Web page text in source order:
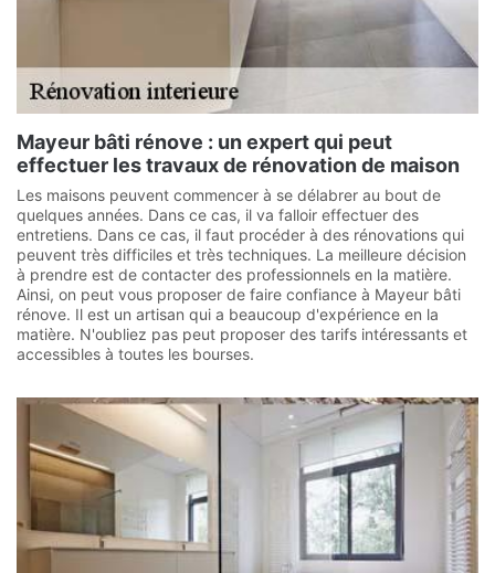
Mayeur bâti rénove : un expert qui peut
effectuer les travaux de rénovation de maison
Les maisons peuvent commencer à se délabrer au bout de
quelques années. Dans ce cas, il va falloir effectuer des
entretiens. Dans ce cas, il faut procéder à des rénovations qui
peuvent très difficiles et très techniques. La meilleure décision
à prendre est de contacter des professionnels en la matière.
Ainsi, on peut vous proposer de faire confiance à Mayeur bâti
rénove. Il est un artisan qui a beaucoup d'expérience en la
matière. N'oubliez pas peut proposer des tarifs intéressants et
accessibles à toutes les bourses.